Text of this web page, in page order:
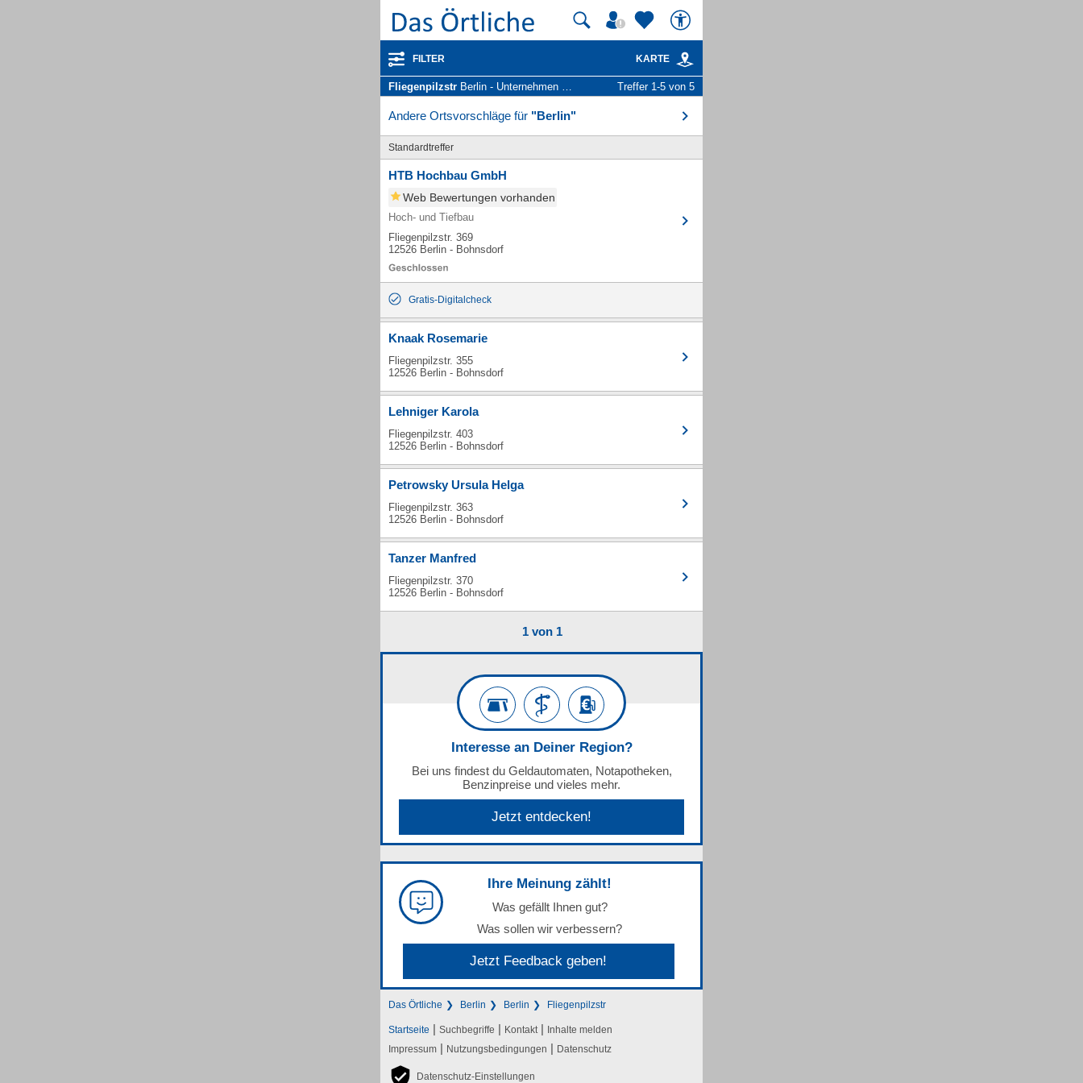
FILTER KARTE
Fliegenpilzstr Berlin - Unternehmen und Personen Treffer 1-5 von 5
Andere Ortsvorschläge für "Berlin"
Standardtreffer
HTB Hochbau GmbH
Web Bewertungen vorhanden
Hoch- und Tiefbau
Fliegenpilzstr. 369
12526 Berlin - Bohnsdorf
Gratis-Digitalcheck
Knaak Rosemarie
Fliegenpilzstr. 355
12526 Berlin - Bohnsdorf
Lehniger Karola
Fliegenpilzstr. 403
12526 Berlin - Bohnsdorf
Petrowsky Ursula Helga
Fliegenpilzstr. 363
12526 Berlin - Bohnsdorf
Tanzer Manfred
Fliegenpilzstr. 370
12526 Berlin - Bohnsdorf
1 von 1
Interesse an Deiner Region?
Bei uns findest du Geldautomaten, Notapotheken,
Benzinpreise und vieles mehr.
Jetzt entdecken!
Ihre Meinung zählt!
Was gefällt Ihnen gut?
Was sollen wir verbessern?
Jetzt Feedback geben!
Das Örtliche Berlin Berlin Fliegenpilzstr
Startseite | Suchbegriffe | Kontakt | Inhalte melden
Impressum | Nutzungsbedingungen | Datenschutz
Datenschutz-Einstellungen